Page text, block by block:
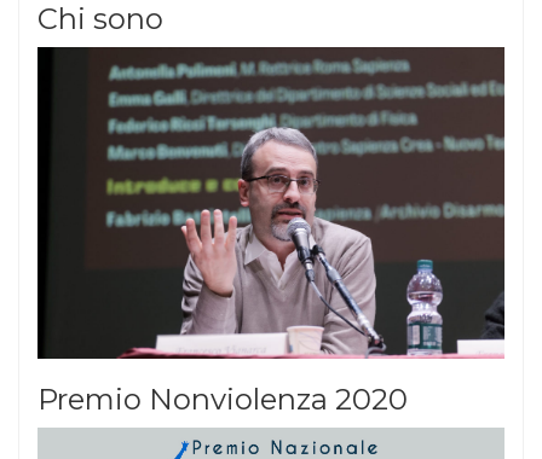
Chi sono
Premio Nonviolenza 2020